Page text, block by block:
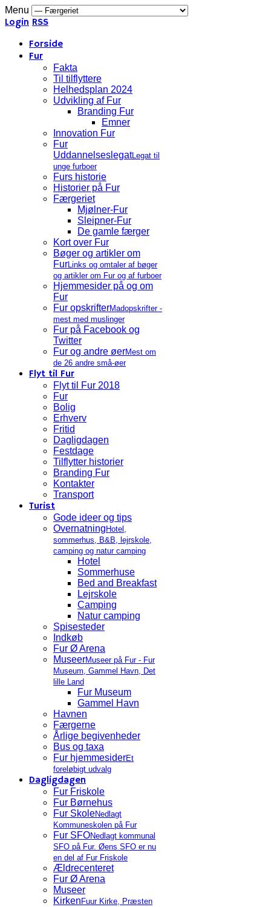
Menu
Login RSS
Forside
Fur
Fakta
Til tilflyttere
Helhedsplan 2024
Udvikling af Fur
Branding Fur
Emner
Innovation Fur
Fur
UddannelseslegatLegat til
unge furboer
Furs historie
Historier på Fur
Færgeriet
Mjølner-Fur
Sleipner-Fur
De gamle færger
Kort over Fur
Bøger og artikler om
FurLinks og omtaler af bøger
og artikler om Fur og af furboer
Hjemmesider på og om
Fur
Fur opskrifterMadopskrifter -
mest med muslinger
Fur på Facebook og
Twitter
Fur og andre øerMest om
de 26 andre små-øer
Flyt til Fur
Flyt til Fur 2018
Fur
Bolig
Erhverv
Fritid
Dagligdagen
Festdage
Tilflytter historier
Branding Fur
Kontakter
Transport
Turist
Gode ideer og tips
Overnatning Hotel,
sommerhus, B&B, lejrskole,
camping og natur camping
Hotel
Sommerhuse
Bed and Breakfast
Lejrskole
Camping
Natur camping
Spisesteder
Indkøb
Fur Ø Arena
MuseerMuseer på Fur - Fur
Museum, Gammel Havn, Det
lille Land
Fur Museum
Gammel Havn
Havnen
Færgerne
Årlige begivenheder
Bus og taxa
Fur hjemmesiderEt
foreløbigt udvalg
Dagligdagen
Fur Friskole
Fur Børnehus
Fur SkoleNedlagt
Kommuneskolen på Fur
Fur SFONedlagt kommunal
SFO på Fur. Øens SFO er nu
en del af Fur Friskole
Ældrecenteret
Fur Ø Arena
Museer
Kirken Fuur Kirke, Præsten